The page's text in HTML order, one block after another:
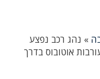
» נהג רכב נפצע
אוטובוס בדרך